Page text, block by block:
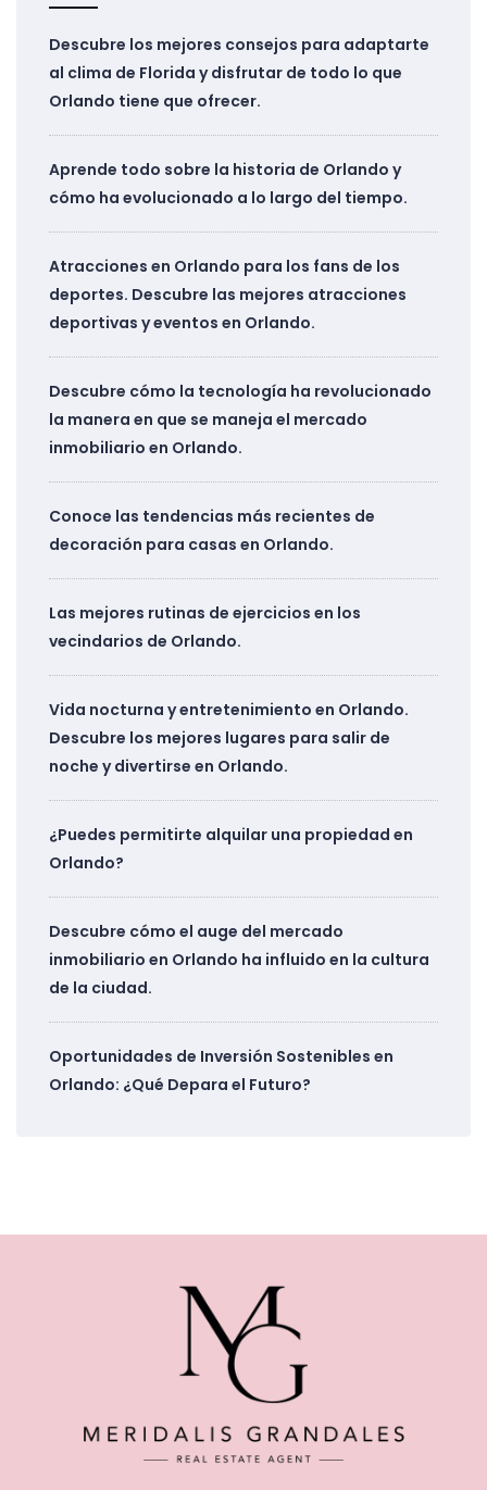
Descubre los mejores consejos para adaptarte
al clima de Florida y disfrutar de todo lo que
Orlando tiene que ofrecer.
Aprende todo sobre la historia de Orlando y
cómo ha evolucionado a lo largo del tiempo.
Atracciones en Orlando para los fans de los
deportes. Descubre las mejores atracciones
deportivas y eventos en Orlando.
Descubre cómo la tecnología ha revolucionado
la manera en que se maneja el mercado
inmobiliario en Orlando.
Conoce las tendencias más recientes de
decoración para casas en Orlando.
Las mejores rutinas de ejercicios en los
vecindarios de Orlando.
Vida nocturna y entretenimiento en Orlando.
Descubre los mejores lugares para salir de
noche y divertirse en Orlando.
¿Puedes permitirte alquilar una propiedad en
Orlando?
Descubre cómo el auge del mercado
inmobiliario en Orlando ha influido en la cultura
de la ciudad.
Oportunidades de Inversión Sostenibles en
Orlando: ¿Qué Depara el Futuro?